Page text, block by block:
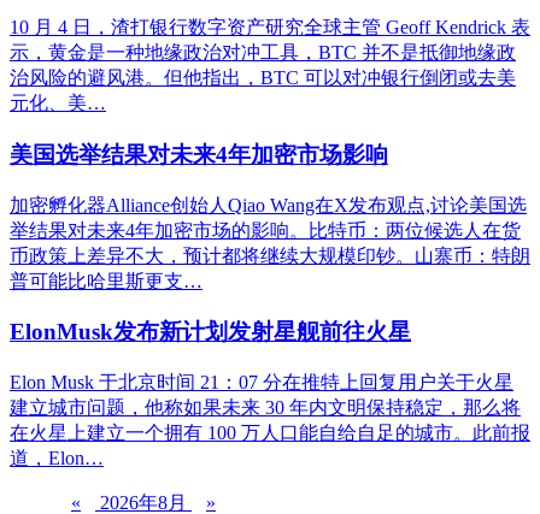
10 月 4 日，渣打银行数字资产研究全球主管 Geoff Kendrick 表
示，黄金是一种地缘政治对冲工具，BTC 并不是抵御地缘政
治风险的避风港。但他指出，BTC 可以对冲银行倒闭或去美
元化、美…
美国选举结果对未来4年加密市场影响
加密孵化器Alliance创始人Qiao Wang在X发布观点,讨论美国选
举结果对未来4年加密市场的影响。比特币：两位候选人在货
币政策上差异不大，预计都将继续大规模印钞。山寨币：特朗
普可能比哈里斯更支…
ElonMusk发布新计划发射星舰前往火星
Elon Musk 于北京时间 21：07 分在推特上回复用户关于火星
建立城市问题，他称如果未来 30 年内文明保持稳定，那么将
在火星上建立一个拥有 100 万人口能自给自足的城市。此前报
道，Elon…
« 2026年8月 »